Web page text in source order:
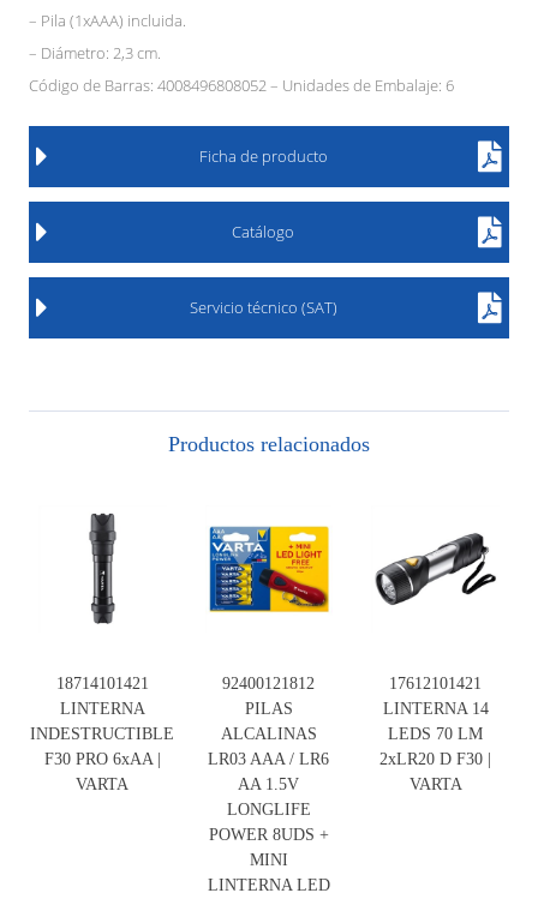
– Pila (1xAAA) incluida.
– Diámetro: 2,3 cm.
Código de Barras: 4008496808052 – Unidades de Embalaje: 6
Ficha de producto
Catálogo
Servicio técnico (SAT)
Productos relacionados
18714101421
LINTERNA
INDESTRUCTIBLE
F30 PRO 6xAA |
VARTA
92400121812
PILAS
ALCALINAS
LR03 AAA / LR6
AA 1.5V
LONGLIFE
POWER 8UDS +
MINI
LINTERNA LED
17612101421
LINTERNA 14
LEDS 70 LM
2xLR20 D F30 |
VARTA